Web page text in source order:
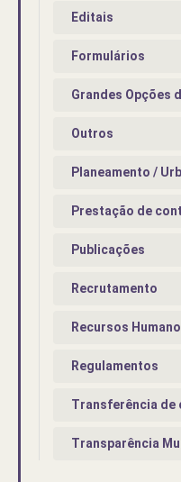
Editais
Formulários
Grandes Opções
Outros
Planeamento /
Prestação de
Publicações
Recrutamento
Recursos
Regulamentos
Transferência de
Transparência